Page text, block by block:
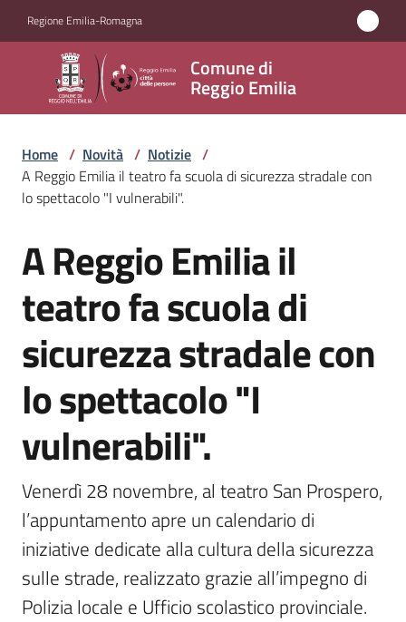
Regione Emilia-Romagna
Comune di
Reggio Emilia
Comune
di
Reggio
Emilia
Servizi
Novità
Menu selezionato
Vivere
Reggio
Emilia
Tutti
gli
argomenti
Home / Novità / Notizie /
A Reggio Emilia il teatro fa scuola di sicurezza stradale con
lo spettacolo "I vulnerabili".
Salta al contenuto
A Reggio Emilia il
teatro fa scuola di
sicurezza stradale con
lo spettacolo "I
vulnerabili".
Venerdì 28 novembre, al teatro San Prospero,
l’appuntamento apre un calendario di
iniziative dedicate alla cultura della sicurezza
sulle strade, realizzato grazie all’impegno di
Polizia locale e Ufficio scolastico provinciale.